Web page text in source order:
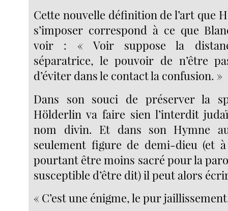
Cette nouvelle définition de l’art que
s’imposer correspond à ce que
voir : « Voir suppose la
séparatrice, le pouvoir de n’être
d’éviter dans le contact la confusion. »
Dans son souci de préserver la
Hölderlin va faire sien l’interdit
nom divin. Et dans son Hymne
seulement figure de demi-dieu (et
pourtant être moins sacré pour la
susceptible d’être dit) il peut alors
« C’est une énigme, le pur